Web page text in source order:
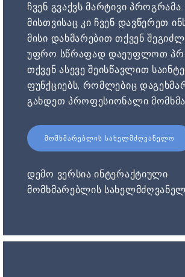
ჩვენ გვაქვს მარტივი
მისთვისაც კი ჩვენ დავწერეთ
მისი დახმარებით თქვენ
უფრო სწრაფად დაეუფლოთ
თქვენ ასევე შეისწავლით
ფუნქციებს, რომლებიც
გახდეთ პროფესიონალი
ᲛᲝᲛᲮᲛᲐᲠᲔᲑᲚᲘᲡ ᲡᲐᲮᲔᲚᲛᲫᲦᲕᲐᲜᲔᲚᲝ
დემო ვერსია ინტერაქტიული
მომხმარებლის